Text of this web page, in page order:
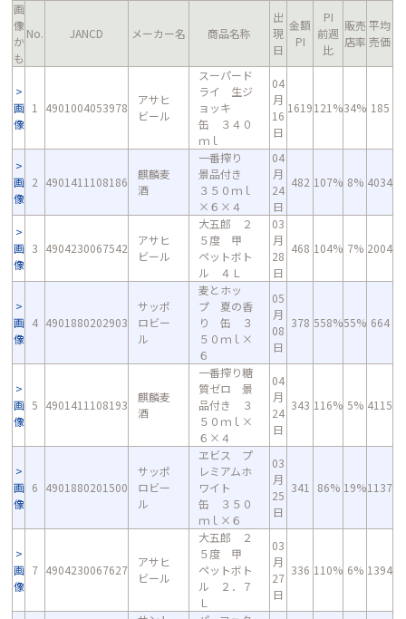
画
像
か
も
No. JANCD メーカー名 商品名称
出
現
日
金額
PI
PI
前週
比
販売
店率
平均
売価
画
像
1 4901004053978
アサヒ
ビール
スーパード
ライ 生ジ
ョッキ
缶 ３４０
ｍｌ
04
月
16
日
1619121%34% 185
画
像
2 4901411108186
麒麟麦
酒
一番搾り
景品付き
３５０ｍｌ
×６×４
04
月
24
日
482 107% 8% 4034
画
像
3 4904230067542
アサヒ
ビール
大五郎 ２
５度 甲
ペットボト
ル ４Ｌ
03
月
28
日
468 104% 7% 2004
画
像
4 4901880202903
サッポ
ロビー
ル
麦とホッ
プ 夏の香
り 缶 ３
５０ｍｌ×
６
05
月
08
日
378 558%55% 664
画
像
5 4901411108193
麒麟麦
酒
一番搾り糖
質ゼロ 景
品付き ３
５０ｍｌ×
６×４
04
月
24
日
343 116% 5% 4115
画
像
6 4901880201500
サッポ
ロビー
ル
ヱビス プ
レミアムホ
ワイト
缶 ３５０
ｍｌ×６
03
月
25
日
341 86% 19%1137
画
像
7 4904230067627
アサヒ
ビール
大五郎 ２
５度 甲
ペットボト
ル ２．７
Ｌ
03
月
27
日
336 110% 6% 1394